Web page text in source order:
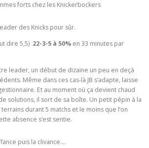
forts chez les Knickerbockers
des Knicks pour sûr.
dire 5,5) 22-3-5 à 50% en 33 minutes par
leader, un début de dizaine un peu en deçà
Même dans ces cas-là JB s’adapte, laisse
Et au moment où ça devient chaud
solutions, il sort de sa boîte. Un petit pépin à la
durant 5 matchs et le moins que l’on
absence s’est sentie.
puis la clivance….